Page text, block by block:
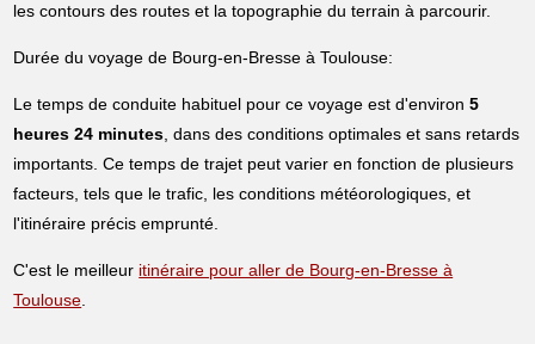
les contours des routes et la topographie du terrain à parcourir.
Durée du voyage de Bourg-en-Bresse à Toulouse:
Le temps de conduite habituel pour ce voyage est d'environ5
heures 24 minutes, dans des conditions optimales et sans retards
importants. Ce temps de trajet peut varier en fonction de plusieurs
facteurs, tels que le trafic, les conditions météorologiques, et
l'itinéraire précis emprunté.
C'est le meilleur itinéraire pour aller de Bourg-en-Bresse à
Toulouse.